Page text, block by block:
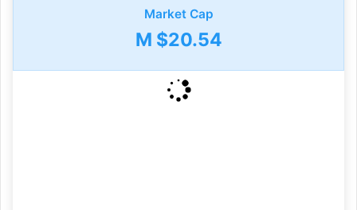
Market Cap
$20.54 M